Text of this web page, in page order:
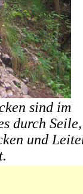
sind im
durch Seile,
und